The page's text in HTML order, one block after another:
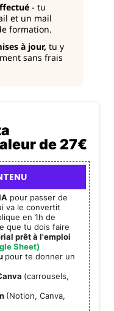
- tu
et un mail
formation.
à jour, tu y
sans frais
de 27€
pour passer de
va le convertit
en 1h de
que tu dois faire
prêt à l'emploi
Sheet)
pour te donner un
(carrousels,
(Notion, Canva,